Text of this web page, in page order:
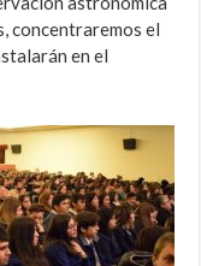
concentraremos el
en el